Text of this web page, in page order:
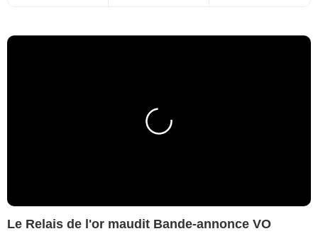
Le Relais de l'or maudit Bande-annonce VO